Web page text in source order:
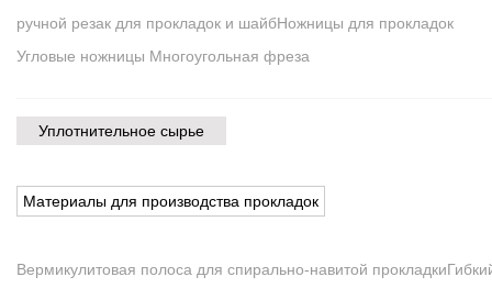
ручной резак для прокладок и шайбНожницы для прокладок
Угловые ножницы Многоугольная фреза
Уплотнительное сырье
Материалы для производства прокладок
Вермикулитовая полоса для спирально-навитой прокладки